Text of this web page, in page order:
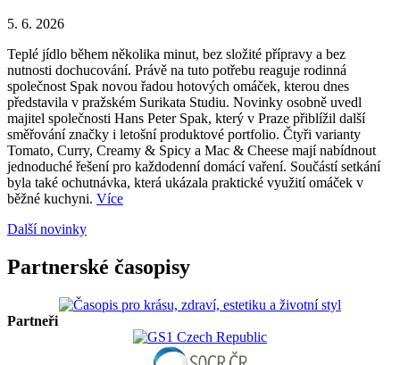
5. 6. 2026
Teplé jídlo během několika minut, bez složité přípravy a bez
nutnosti dochucování. Právě na tuto potřebu reaguje rodinná
společnost Spak novou řadou hotových omáček, kterou dnes
představila v pražském Surikata Studiu. Novinky osobně uvedl
majitel společnosti Hans Peter Spak, který v Praze přiblížil další
směřování značky i letošní produktové portfolio. Čtyři varianty
Tomato, Curry, Creamy & Spicy a Mac & Cheese mají nabídnout
jednoduché řešení pro každodenní domácí vaření. Součástí setkání
byla také ochutnávka, která ukázala praktické využití omáček v
běžné kuchyni. Více
Další novinky
Partnerské časopisy
Partneři